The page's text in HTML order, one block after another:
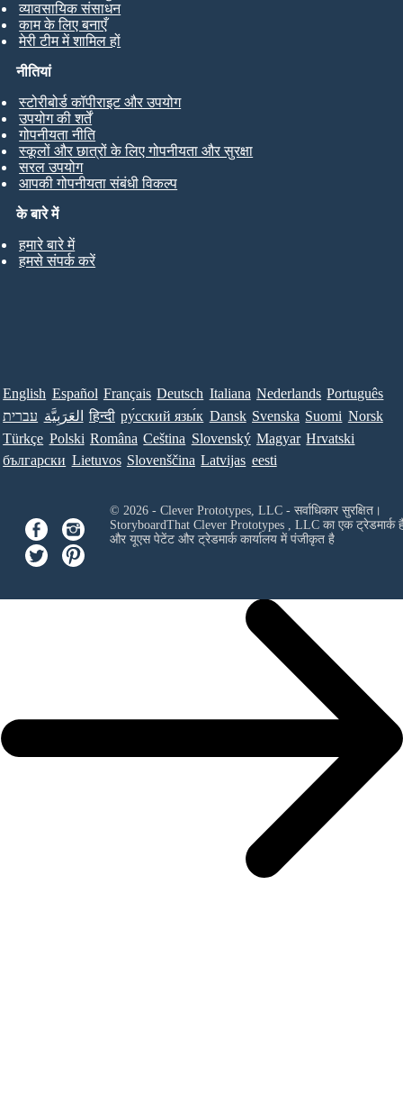
व्यावसायिक संसाधन
काम के लिए बनाएँ
मेरी टीम में शामिल हों
के बारे में
हमारे बारे में
हमसे संपर्क करें
नीतियां
स्टोरीबोर्ड कॉपीराइट और उपयोग
उपयोग की शर्तें
गोपनीयता नीति
स्कूलों और छात्रों के लिए गोपनीयता और सुरक्षा
सरल उपयोग
आपकी गोपनीयता संबंधी विकल्प
English Español Français Deutsch Italiana Nederlands Português
עברית العَرَبِيَّة हिन्दी ру́сский язы́к Dansk Svenska Suomi Norsk
Türkçe Polski Româna Ceština Slovenský Magyar Hrvatski
български Lietuvos Slovenščina Latvijas eesti
© 2026 - Clever Prototypes, LLC - सर्वाधिकार सुरक्षित।
StoryboardThat Clever Prototypes , LLCका एक ट्रेडमार्क
और यूएस पेटेंट और ट्रेडमार्क कार्यालय में पंजीकृत है